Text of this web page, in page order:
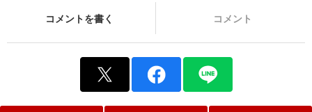
コメントを書く コメント